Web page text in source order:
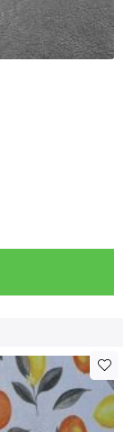
of Amerikaanse